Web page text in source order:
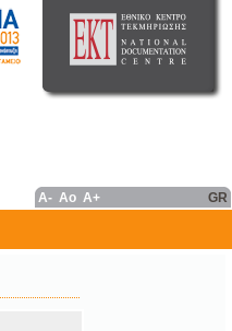
A- Ao A+ GR